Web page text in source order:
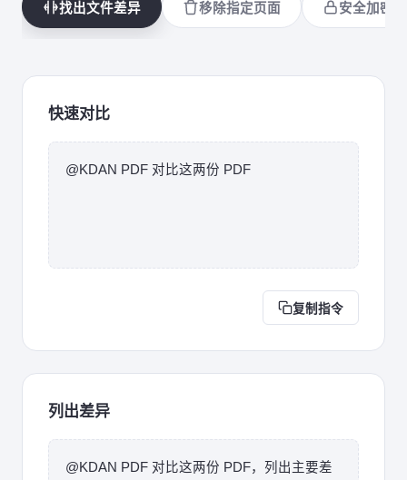
找出文件差异 移除指定页面 安全加密
快速对比
@KDAN PDF 对比这两份 PDF
复制指令
列出差异
@KDAN PDF 对比这两份 PDF，列出主要差